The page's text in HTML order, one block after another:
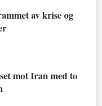
av krise og
mot Iran med to